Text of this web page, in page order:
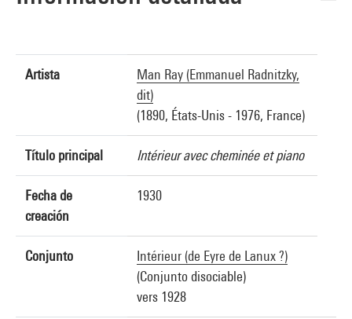
Artista
Man Ray (Emmanuel Radnitzky,
dit)
(1890, États-Unis - 1976, France)
Título principal Intérieur avec cheminée et piano
Fecha de
creación
1930
Conjunto
Intérieur (de Eyre de Lanux ?)
(Conjunto disociable)
vers 1928